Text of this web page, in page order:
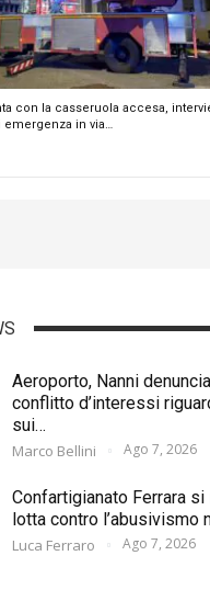
con la casseruola accesa,
emergenza in via…
Aeroporto, Nanni
conflitto d’interessi
sui…
Marco Bellini Ago 7, 2026
Confartigianato Ferrara
lotta contro l’abusivismo
Luca Ferraro Ago 7, 2026